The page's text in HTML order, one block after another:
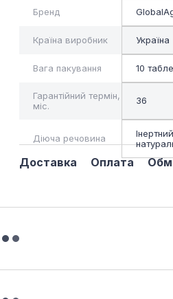
Бренд
Країна виробник Україна
Вага пакування 10
Гарантійний термін,
міс.
36
Діюча речовина
Доставка Оплата